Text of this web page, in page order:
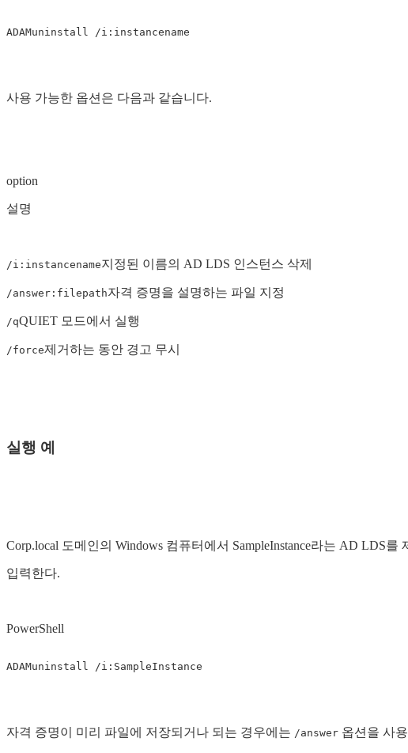
ADAMuninstall /i:instancename
사용 가능한 옵션은 다음과 같습니다.
option
설명
/i:instancename지정된 이름의 AD LDS 인스턴스 삭제
/answer:filepath자격 증명을 설명하는 파일 지정
/qQUIET 모드에서 실행
/force제거하는 동안 경고 무시
실행 예
Corp.local 도메인의 Windows 컴퓨터에서 SampleInstance라는 AD LDS
입력한다.
PowerShell
ADAMuninstall /i:SampleInstance
자격 증명이 미리 파일에 저장되거나 되는 경우에는 /answer 옵션을 사